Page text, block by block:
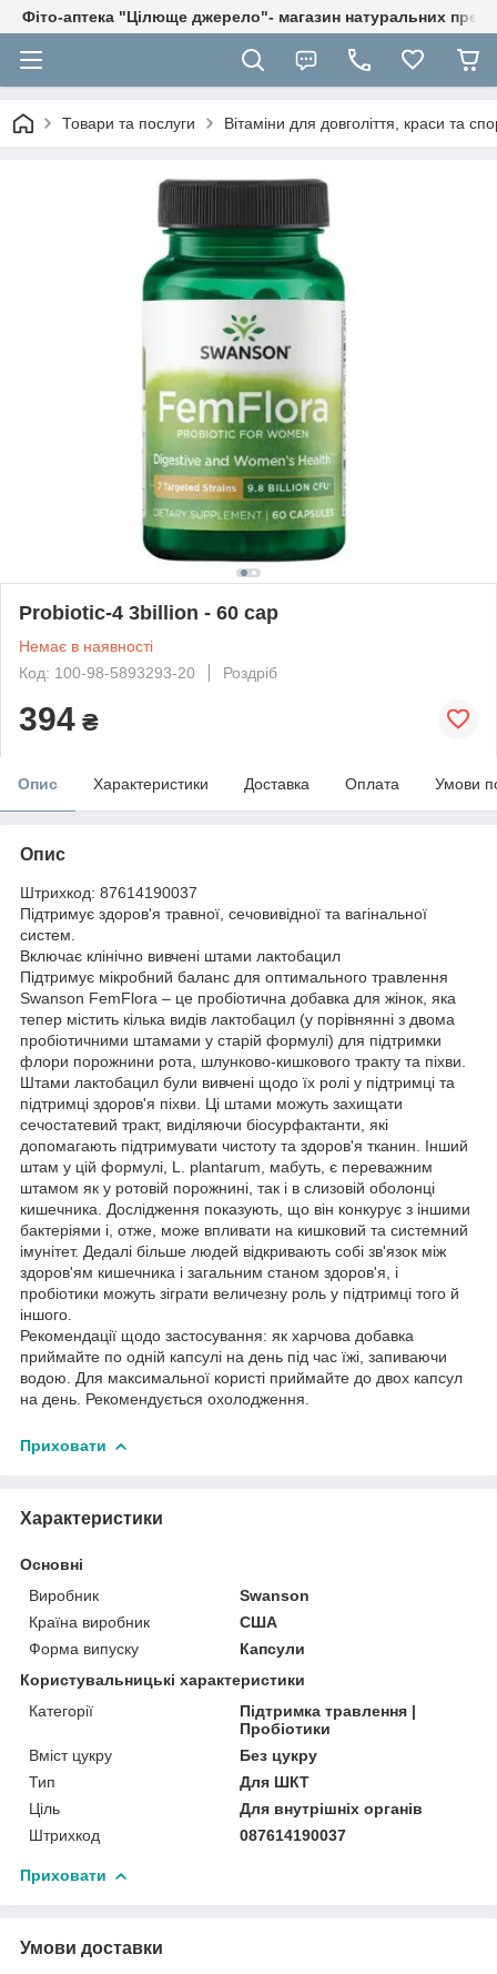
Фіто-аптека "Цілюще джерело"- магазин натуральних
Товари та послуги Вітаміни для довголіття, краси та
Probiotic-4 3billion - 60 cap
Немає в наявності
Код: 100-98-5893293-20
Роздріб
394 ₴
Опис Характеристики Доставка Оплата Умови
Опис
Штрихкод: 87614190037
Підтримує здоров'я травної, сечовивідної та вагінальної
систем.
Включає клінічно вивчені штами лактобацил
Підтримує мікробний баланс для оптимального травлення
Swanson FemFlora – це пробіотична добавка для жінок, яка
тепер містить кілька видів лактобацил (у порівнянні з двома
пробіотичними штамами у старій формулі) для підтримки
флори порожнини рота, шлунково-кишкового тракту та піхви.
Штами лактобацил були вивчені щодо їх ролі у підтримці та
підтримці здоров'я піхви. Ці штами можуть захищати
сечостатевий тракт, виділяючи біосурфактанти, які
допомагають підтримувати чистоту та здоров'я тканин. Інший
штам у цій формулі, L. plantarum, мабуть, є переважним
штамом як у ротовій порожнині, так і в слизовій оболонці
кишечника. Дослідження показують, що він конкурує з іншими
бактеріями і, отже, може впливати на кишковий та системний
імунітет. Дедалі більше людей відкривають собі зв'язок між
здоров'ям кишечника і загальним станом здоров'я, і
пробіотики можуть зіграти величезну роль у підтримці того й
іншого.
Рекомендації щодо застосування: як харчова добавка
приймайте по одній капсулі на день під час їжі, запиваючи
водою. Для максимальної користі приймайте до двох капсул
на день. Рекомендується охолодження.
Приховати
Характеристики
Основні
Виробник
Swanson
Країна виробник
США
Форма випуску
Капсули
Користувальницькі характеристики
Категорії
Підтримка травлення |
Пробіотики
Вміст цукру
Без цукру
Тип
Для ШКТ
Ціль
Для внутрішніх органів
Штрихкод
087614190037
Приховати
Умови доставки